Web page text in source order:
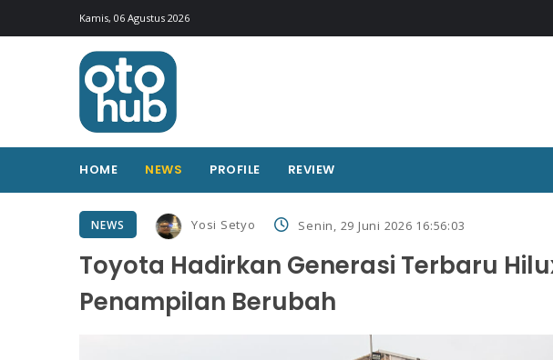
Kamis, 06 Agustus 2026
HOME NEWS PROFILE REVIEW
NEWS Yosi Setyo Senin, 29 Juni 2026 16:56:03
Toyota Hadirkan Generasi Terbaru
Penampilan Berubah